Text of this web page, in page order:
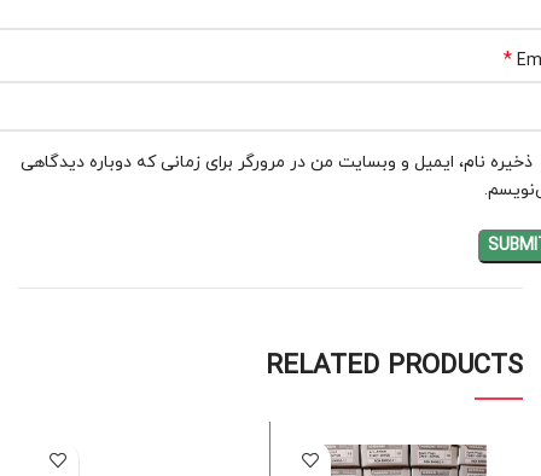
*
ذخیره نام، ایمیل و وبسایت من در مرورگر برای زمانی که دوباره دیدگاهی
RELATED PRODUCTS